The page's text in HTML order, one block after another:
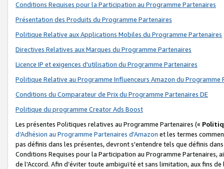
Conditions Requises pour la Participation au Programme Partenaires
Présentation des Produits du Programme Partenaires
Politique Relative aux Applications Mobiles du Programme Partenaires
Directives Relatives aux Marques du Programme Partenaires
Licence IP et exigences d'utilisation du Programme Partenaires
Politique Relative au Programme Influenceurs Amazon du Programme
Conditions du Comparateur de Prix du Programme Partenaires DE
Politique du programme Creator Ads Boost
Les présentes Politiques relatives au Programme Partenaires («
d’Adhésion au Programme Partenaires d'Amazon et les termes
pas définis dans les présentes, devront s'entendre tels que définis
Conditions Requises pour la Participation au Programme Partenaires,
de l'Accord. Afin d’éviter toute ambiguïté et sans limitation, aux fins